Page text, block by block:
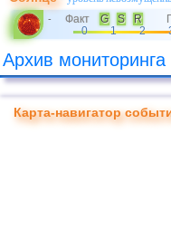
- Факт G S R
0
1 2
Архив мониторинга
Карта-навигатор